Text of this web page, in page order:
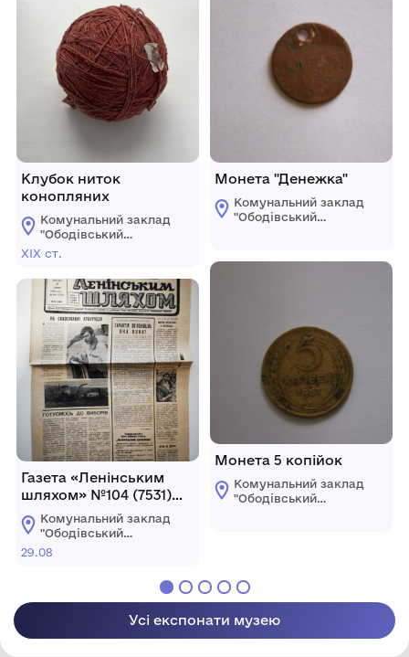
Клубок ниток
конопляних
Комунальний заклад
"Ободівський
краєзнавчий музей"
сільської ради
ХІХ ст.
Газета «Ленінським
шляхом» №104 (7531)
від 29 серпня 1989 року
Комунальний заклад
"Ободівський
краєзнавчий музей"
29.08
Монета "Денежка"
Комунальний заклад
"Ободівський
сільської ради
Монета 5 копійок
Комунальний заклад
"Ободівський
Усі експонати музею